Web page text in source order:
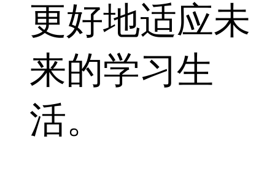
更好地适应未
来的学习生
活。